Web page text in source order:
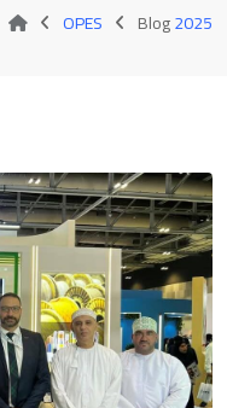
2025 OPES
Blog